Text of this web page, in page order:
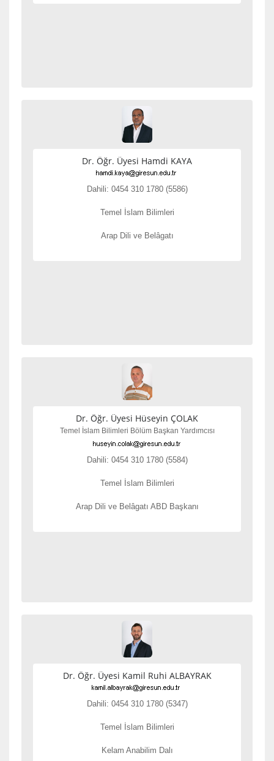
Dr. Öğr. Üyesi Hamdi KAYA
Dahili: 0454 310 1780 (5586)
Temel İslam Bilimleri
Arap Dili ve Belâgatı
Dr. Öğr. Üyesi Hüseyin ÇOLAK
Temel İslam Bilimleri Bölüm Başkan Yardımcısı
Dahili: 0454 310 1780 (5584)
Temel İslam Bilimleri
Arap Dili ve Belâgatı ABD Başkanı
Dr. Öğr. Üyesi Kamil Ruhi ALBAYRAK
Dahili: 0454 310 1780 (5347)
Temel İslam Bilimleri
Kelam Anabilim Dalı